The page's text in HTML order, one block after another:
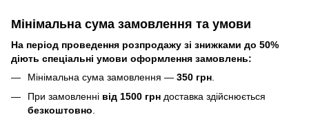
Мінімальна сума замовлення та умови
На період проведення розпродажу зі знижками до 50%
діють спеціальні умови оформлення замовлень:
Мінімальна сума замовлення — 350 грн
При замовленні від 1500 грн доставка здійснюється
безкоштовно.